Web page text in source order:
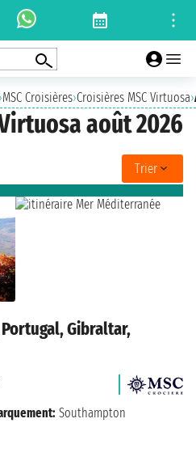
›MSC Croisières›Croisières MSC Virtuosa›
août 2026
Trier
Gibraltar,
Southampton